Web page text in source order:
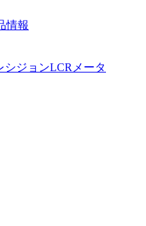
情報
シジョンLCRメータ